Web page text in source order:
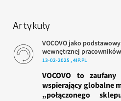
Artykuły
VOCOVO jako
wewnętrznej pracowników
13-02-2025 , 4IP.PL
VOCOVO to
wspierający globalne
„połączonego